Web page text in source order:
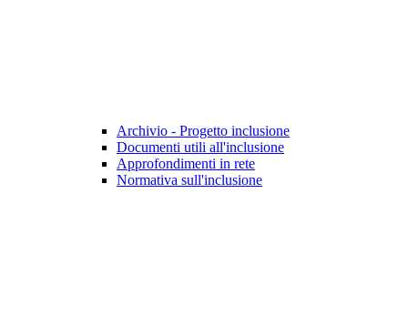
Archivio - Progetto inclusione
Documenti utili all'inclusione
Approfondimenti in rete
Normativa sull'inclusione